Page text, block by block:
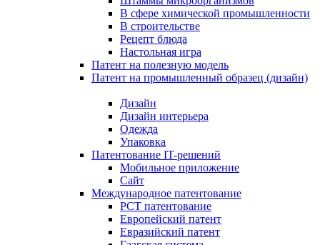
В сфере химической промышленности
В строительстве
Рецепт блюда
Настольная игра
Патент на полезную модель
Патент на промышленный образец (дизайн)
Дизайн
Дизайн интерьера
Одежда
Упаковка
Патентование IT-решений
Мобильное приложение
Сайт
Международное патентование
PCT патентование
Европейский патент
Евразийский патент